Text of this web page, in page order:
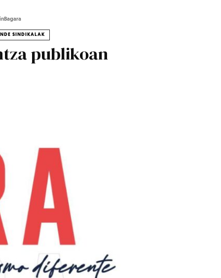
SINDIKALAK
publikoan